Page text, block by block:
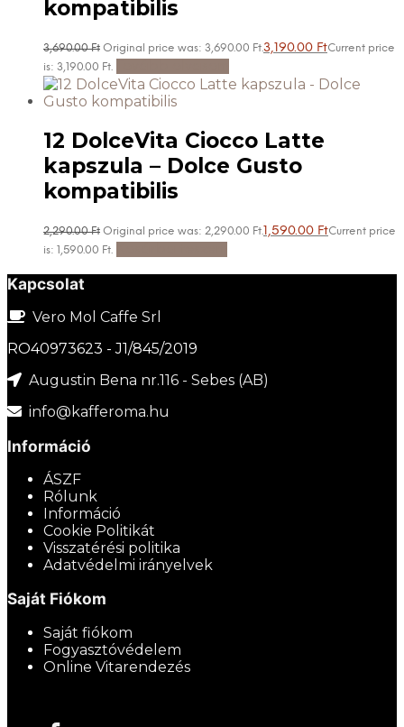
kompatibilis
3,690.00Ft Original price was: 3,690.00 Ft.3,190.00 FtCurrent price
is: 3,190.00 Ft.
12 DolceVita Ciocco Latte
kapszula – Dolce Gusto
kompatibilis
2,290.00Ft Original price was: 2,290.00 Ft.1,590.00 FtCurrent price
is: 1,590.00 Ft.
Kapcsolat
Vero Mol Caffe Srl
RO40973623 - J1/845/2019
Augustin Bena nr.116 - Sebes (AB)
info@kafferoma.hu
Információ
ÁSZF
Rólunk
Információ
Cookie Politikát
Visszatérési politika
Adatvédelmi irányelvek
Saját Fiókom
Saját fiókom
Fogyasztóvédelem
Online Vitarendezés